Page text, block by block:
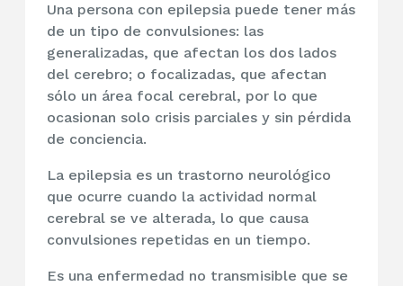
Una persona con epilepsia puede tener más
de un tipo de convulsiones: las
generalizadas, que afectan los dos lados
del cerebro; o focalizadas, que afectan
sólo un área focal cerebral, por lo que
ocasionan solo crisis parciales y sin pérdida
de conciencia.
La epilepsia es un trastorno neurológico
que ocurre cuando la actividad normal
cerebral se ve alterada, lo que causa
convulsiones repetidas en un tiempo.
Es una enfermedad no transmisible que se